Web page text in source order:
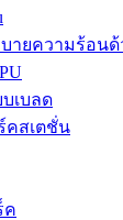
บายความร้อน
บเบลด
คสเตชั่น
ค